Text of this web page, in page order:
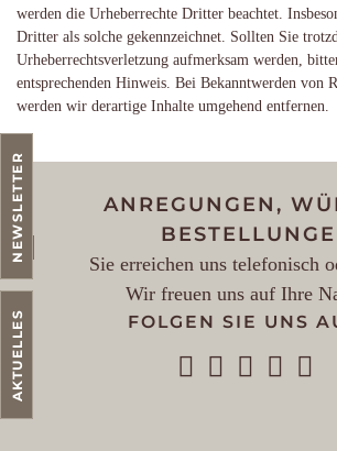
werden die Urheberrechte Dritter beachtet.
Dritter als solche gekennzeichnet. Sollten Sie
Urheberrechtsverletzung aufmerksam werden,
entsprechenden Hinweis. Bei Bekanntwerden von
werden wir derartige Inhalte umgehend entfernen.
ANREGUNGEN,
Sie erreichen uns telefonisch
Wir freuen uns auf Ihre
FOLGEN SIE UNS
AKTUELLES
NEWSLETTER